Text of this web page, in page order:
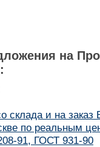
на
и на заказ
по реальным
91, ГОСТ 931-90